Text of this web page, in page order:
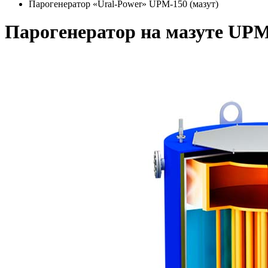
Парогенератор «Ural-Power» UPM-150 (мазут)
Парогенератор на мазуте